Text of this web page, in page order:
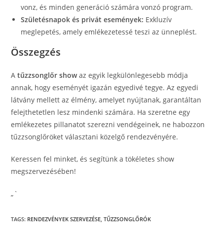
vonz, és minden generáció számára vonzó program.
Születésnapok és privát események: Exkluzív
meglepetés, amely emlékezetessé teszi az ünneplést.
Összegzés
Atűzzsonglőr showaz egyik legkülönlegesebb módja
annak, hogy eseményét igazán egyedivé tegye. Az egyedi
látvány mellett az élmény, amelyet nyújtanak, garantáltan
felejthetetlen lesz mindenki számára. Ha szeretne egy
emlékezetes pillanatot szerezni vendégeinek, ne habozzon
tűzzsonglőröket választani közelgő rendezvényére.
Keressen fel minket, és segítünk a tökéletes show
megszervezésében!
„`
TAGS: RENDEZVÉNYEK SZERVEZÉSE TŰZZSONGLŐRÓK